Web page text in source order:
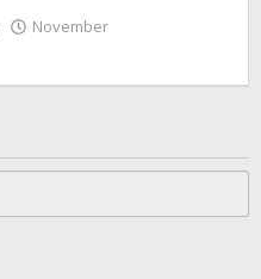
November